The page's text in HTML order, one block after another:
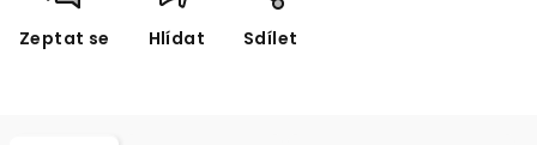
Zeptat se Hlídat Sdílet